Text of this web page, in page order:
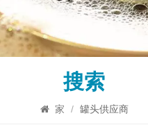
搜索
家 / 罐头供应商